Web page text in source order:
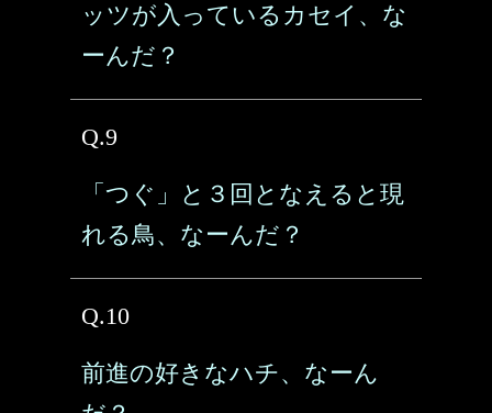
ッツが入っているカセイ、な
ーんだ？
Q.9
「つぐ」と３回となえると現
れる鳥、なーんだ？
Q.10
前進の好きなハチ、なーん